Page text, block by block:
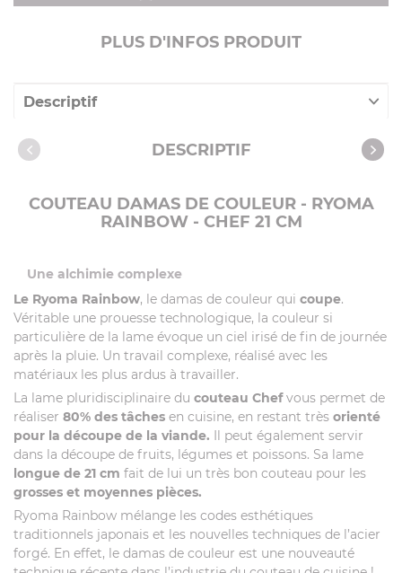
PLUS D'INFOS PRODUIT
Descriptif
Caractéristiques DESCRIPTIF
COUTEAU DAMAS DE COULEUR - RYOMA
RAINBOW - CHEF 21 CM
Une alchimie complexe
Le Ryoma Rainbow, le damas de couleur qui coupe.
Véritable une prouesse technologique, la couleur si
particulière de la lame évoque un ciel irisé de fin de journée
après la pluie. Un travail complexe, réalisé avec les
matériaux les plus ardus à travailler.
La lame pluridisciplinaire du couteau Chefvous permet de
réaliser 80% des tâches en cuisine, en restant très orienté
pour la découpe de la viande. Il peut également servir
dans la découpe de fruits, légumes et poissons. Sa lame
longue de 21 cm fait de lui un très bon couteau pour les
grosses et moyennes pièces.
Ryoma Rainbow mélange les codes esthétiques
traditionnels japonais et les nouvelles techniques de l’acier
forgé. En effet, le damas de couleur est une nouveauté